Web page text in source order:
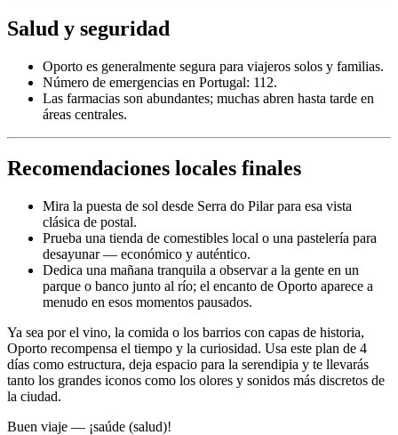
Salud y seguridad
Oporto es generalmente segura para viajeros solos y familias.
Número de emergencias en Portugal: 112.
Las farmacias son abundantes; muchas abren hasta tarde en
áreas centrales.
Recomendaciones locales finales
Mira la puesta de sol desde Serra do Pilar para esa vista
clásica de postal.
Prueba una tienda de comestibles local o una pastelería para
desayunar — económico y auténtico.
Dedica una mañana tranquila a observar a la gente en un
parque o banco junto al río; el encanto de Oporto aparece a
menudo en esos momentos pausados.
Ya sea por el vino, la comida o los barrios con capas de historia,
Oporto recompensa el tiempo y la curiosidad. Usa este plan de 4
días como estructura, deja espacio para la serendipia y te llevarás
tanto los grandes iconos como los olores y sonidos más discretos de
la ciudad.
Buen viaje — ¡saúde (salud)!